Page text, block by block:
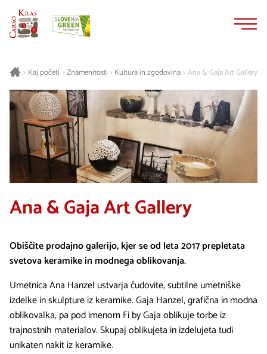
> Kaj početi > Znamenitosti > Kultura in zgodovina>Ana & Gaja Art Gallery
Ana & Gaja Art Gallery
Obiščite prodajno galerijo, kjer se od leta 2017 prepletata
svetova keramike in modnega oblikovanja.
Umetnica Ana Hanzel ustvarja čudovite, subtilne umetniške
izdelke in skulpture iz keramike. Gaja Hanzel, grafična in modna
oblikovalka, pa pod imenom Fi by Gaja oblikuje torbe iz
trajnostnih materialov. Skupaj oblikujeta in izdelujeta tudi
unikaten nakit iz keramike.